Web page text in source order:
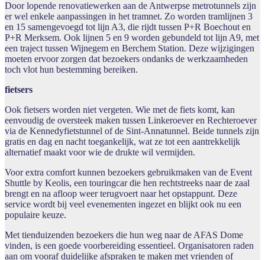
Door lopende renovatiewerken aan de Antwerpse metrotunnels zijn
er wel enkele aanpassingen in het tramnet. Zo worden tramlijnen 3
en 15 samengevoegd tot lijn A3, die rijdt tussen P+R Boechout en
P+R Merksem. Ook lijnen 5 en 9 worden gebundeld tot lijn A9, met
een traject tussen Wijnegem en Berchem Station. Deze wijzigingen
moeten ervoor zorgen dat bezoekers ondanks de werkzaamheden
toch vlot hun bestemming bereiken.
fietsers
Ook fietsers worden niet vergeten. Wie met de fiets komt, kan
eenvoudig de oversteek maken tussen Linkeroever en Rechteroever
via de Kennedyfietstunnel of de Sint-Annatunnel. Beide tunnels zijn
gratis en dag en nacht toegankelijk, wat ze tot een aantrekkelijk
alternatief maakt voor wie de drukte wil vermijden.
Voor extra comfort kunnen bezoekers gebruikmaken van de Event
Shuttle by Keolis, een touringcar die hen rechtstreeks naar de zaal
brengt en na afloop weer terugvoert naar het opstappunt. Deze
service wordt bij veel evenementen ingezet en blijkt ook nu een
populaire keuze.
Met tienduizenden bezoekers die hun weg naar de AFAS Dome
vinden, is een goede voorbereiding essentieel. Organisatoren raden
aan om vooraf duidelijke afspraken te maken met vrienden of